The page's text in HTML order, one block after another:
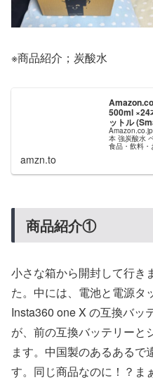
※商品紹介；炭酸水
500ml ×24
ットル
本 強炭酸水
食品・飲料・
amzn.to
商品紹介①
小さな箱から開封して行き
た。中には、電池と電源タ
Insta360 one X の互換バッ
が、前の互換バッテリーと
ます。中国製のあるあるで
す。同じ商品なのに！？ま